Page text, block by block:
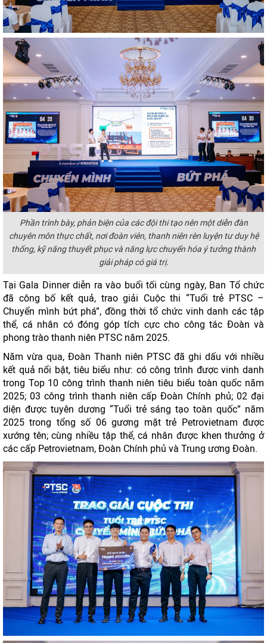
Phần trình bày, phản biện của các đội thi tạo nên một diễn đàn
chuyên môn thực chất, nơi đoàn viên, thanh niên rèn luyện tư duy hệ
thống, kỹ năng thuyết phục và năng lực chuyển hóa ý tưởng thành
giải pháp có giá trị.
Tại Gala Dinner diễn ra vào buổi tối cùng ngày, Ban Tổ chức
đã công bố kết quả, trao giải Cuộc thi “Tuổi trẻ PTSC –
Chuyển mình bứt phá”, đồng thời tổ chức vinh danh các tập
thể, cá nhân có đóng góp tích cực cho công tác Đoàn và
phong trào thanh niên PTSC năm 2025.
Năm vừa qua, Đoàn Thanh niên PTSC đã ghi dấu với nhiều
kết quả nổi bật, tiêu biểu như: có công trình được vinh danh
trong Top 10 công trình thanh niên tiêu biểu toàn quốc năm
2025; 03 công trình thanh niên cấp Đoàn Chính phủ; 02 đại
diện được tuyên dương “Tuổi trẻ sáng tạo toàn quốc” năm
2025 trong tổng số 06 gương mặt trẻ Petrovietnam được
xướng tên; cùng nhiều tập thể, cá nhân được khen thưởng ở
các cấp Petrovietnam, Đoàn Chính phủ và Trung ương Đoàn.